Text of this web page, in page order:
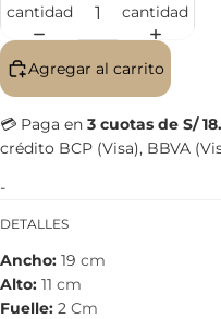
cantidad
cantidad
Agregar al carrito
💳 Paga en 3 cuotas de S/
crédito BCP (Visa), BBVA
-
DETALLES
Ancho 19 cm
Alto 11 cm
Fuelle 2 Cm